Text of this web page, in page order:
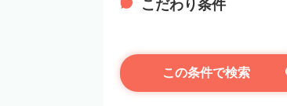
こだわり条件
この条件で検索